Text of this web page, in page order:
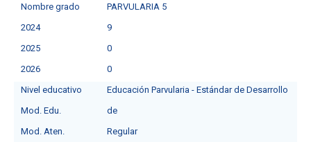
Nombre grado
PARVULARIA 5
2024
9
2025
0
2026
0
Nivel educativo
Educación Parvularia - Estándar de Desarrollo
Mod. Edu.
de
Mod. Aten.
Regular